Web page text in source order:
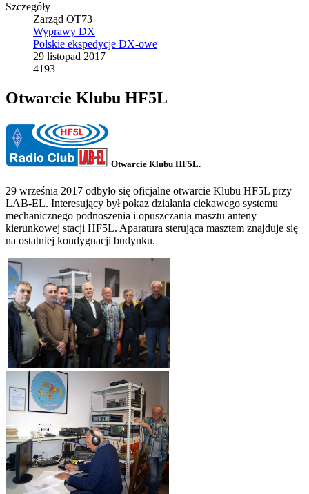
Szczegóły
Zarząd OT73
Wyprawy DX
Polskie ekspedycje DX-owe
29 listopad 2017
4193
Otwarcie Klubu HF5L
Otwarcie Klubu HF5L.
29 września 2017 odbyło się oficjalne otwarcie Klubu HF5L przy
LAB-EL. Interesujący był pokaz działania ciekawego systemu
mechanicznego podnoszenia i opuszczania masztu anteny
kierunkowej stacji HF5L. Aparatura sterująca masztem znajduje się
na ostatniej kondygnacji budynku.